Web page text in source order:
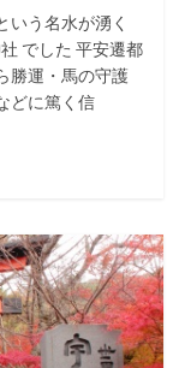
いう名水が湧く
でした 平安遷都
勝運・馬の守護
どに篤く信